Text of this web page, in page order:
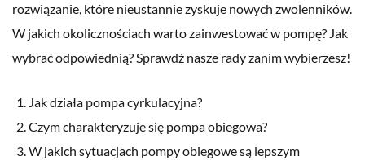
rozwiązanie, które nieustannie zyskuje nowych zwolenników.
W jakich okolicznościach warto zainwestować w pompę? Jak
wybrać odpowiednią? Sprawdź nasze rady zanim wybierzesz!
Jak działa pompa cyrkulacyjna?
Czym charakteryzuje się pompa obiegowa?
W jakich sytuacjach pompy obiegowe są lepszym